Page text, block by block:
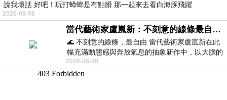
說我壞話 好吧！玩打蟑螂是有點髒 那一起來去看白海豚飛躍
2026-08-08
當代藝術家盧嵐新：不刻意的線條最自由，讓色彩流動、筆觸自己說話
🌊 不刻意的線條，最自由 當代藝術家盧嵐新在此
幅充滿動態感與奔放氣息的抽象新作中，以大膽的
藍色顏料在白色畫布上揮灑、壓印與流淌
2026-08-08